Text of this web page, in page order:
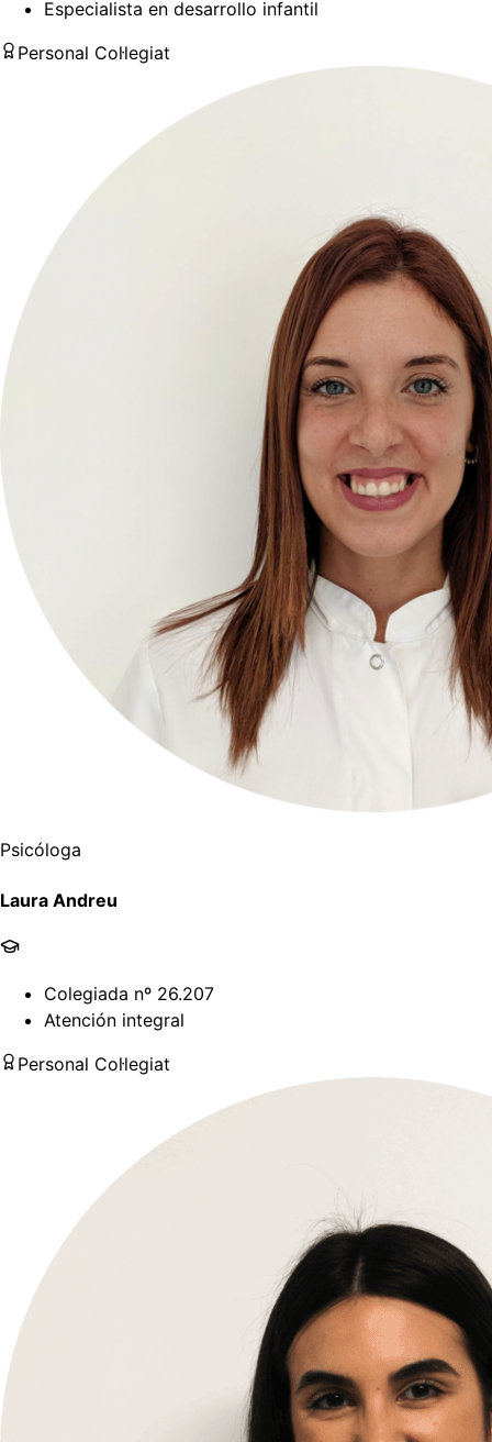
Especialista en desarrollo infantil
Personal Col·legiat
Psicóloga
Laura Andreu
Colegiada nº 26.207
Atención integral
Personal Col·legiat